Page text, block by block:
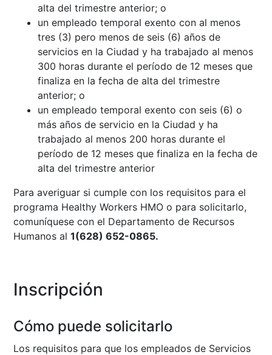
alta del trimestre anterior; o
un empleado temporal exento con al menos
tres (3) pero menos de seis (6) años de
servicios en la Ciudad y ha trabajado al menos
300 horas durante el período de 12 meses que
finaliza en la fecha de alta del trimestre
anterior; o
un empleado temporal exento con seis (6) o
más años de servicio en la Ciudad y ha
trabajado al menos 200 horas durante el
período de 12 meses que finaliza en la fecha de
alta del trimestre anterior
Para averiguar si cumple con los requisitos para el
programa Healthy Workers HMO o para solicitarlo,
comuníquese con el Departamento de Recursos
Humanos al1(628) 652-0865.
Inscripción
Cómo puede solicitarlo
Los requisitos para que los empleados de Servicios